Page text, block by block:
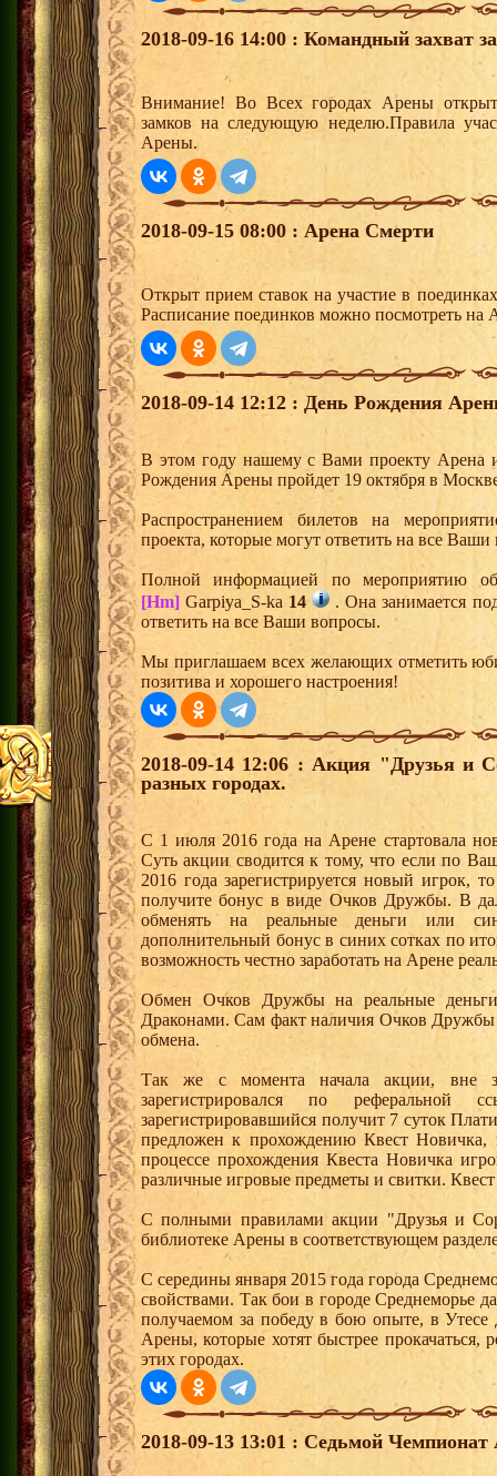
2018-09-16 14:00 : Командный захват
Внимание! Во Всех городах Арены
замков на следующую неделю.Правила
Арены.
2018-09-15 08:00 : Арена Смерти
Открыт прием ставок на участие в
Расписание поединков можно посмотреть на
2018-09-14 12:12 : День Рождения
В этом году нашему с Вами проекту Арена
Рождения Арены пройдет 19 октября в
Распространением билетов на
проекта, которые могут ответить на все
Полной информацией по мероприятию
[Hm] Garpiya_S-ka 14
. Она занимается
ответить на все Ваши вопросы.
Мы приглашаем всех желающих отметить
позитива и хорошего настроения!
2018-09-14 12:06 : Акция "Друзья и
разных городах.
С 1 июля 2016 года на Арене стартовала
Суть акции сводится к тому, что если по
2016 года зарегистрируется новый
получите бонус в виде Очков Дружбы. В
обменять на реальные деньги или
дополнительный бонус в синих сотках по
возможность честно заработать на Арене
Обмен Очков Дружбы на реальные деньги
Драконами. Сам факт наличия Очков Дружбы
обмена.
Так же с момента начала акции, вне
зарегистрировался по
зарегистрировавшийся получит 7 суток
предложен к прохождению Квест
процессе прохождения Квеста Новичка
различные игровые предметы и свитки.
С полными правилами акции "Друзья и
библиотеке Арены в соответствующем
С середины января 2015 года города
свойствами. Так бои в городе Среднеморье
получаемом за победу в бою опыте, в
Арены, которые хотят быстрее прокачаться,
этих городах.
2018-09-13 13:01 : Седьмой